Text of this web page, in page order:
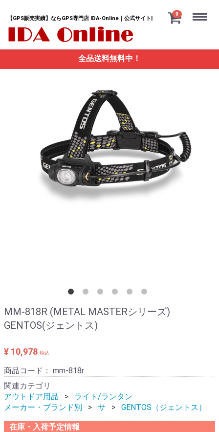
【GPS販売実績】ならGPS専門店 IDA-Online｜公式サイト|
0
全品送料無料中！
MM-818R (METAL MASTERシリーズ)
GENTOS(ジェントス)
¥ 10,978 税込
商品コード： mm-818r
関連カテゴリ
アウトドア用品
ライト/ランタン
メーカー・ブランド別
サ GENTOS（ジェントス）
在庫・入荷予定情報